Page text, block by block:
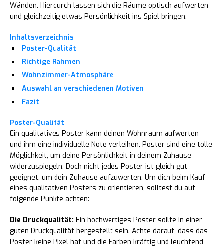
Wänden. Hierdurch lassen sich die Räume optisch aufwerten
und gleichzeitig etwas Persönlichkeit ins Spiel bringen.
Inhaltsverzeichnis
Poster-Qualität
Richtige Rahmen
Wohnzimmer-Atmosphäre
Auswahl an verschiedenen Motiven
Fazit
Poster-Qualität
Ein qualitatives Poster kann deinen Wohnraum aufwerten
und ihm eine individuelle Note verleihen. Poster sind eine tolle
Möglichkeit, um deine Persönlichkeit in deinem Zuhause
widerzuspiegeln. Doch nicht jedes Poster ist gleich gut
geeignet, um dein Zuhause aufzuwerten. Um dich beim Kauf
eines qualitativen Posters zu orientieren, solltest du auf
folgende Punkte achten:
Die Druckqualität: Ein hochwertiges Poster sollte in einer
guten Druckqualität hergestellt sein. Achte darauf, dass das
Poster keine Pixel hat und die Farben kräftig und leuchtend